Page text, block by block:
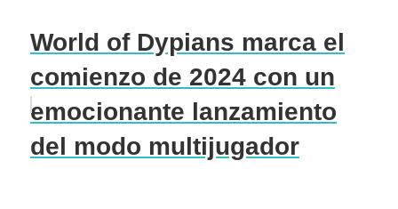
World of Dypians marca el
comienzo de 2024 con un
emocionante lanzamiento
del modo multijugador